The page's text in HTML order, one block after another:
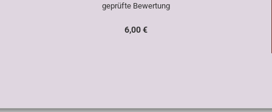
geprüfte Bewertung
6,00 €